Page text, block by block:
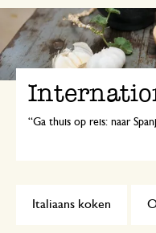
Ga thuis op reis: naar Spanje met onze paellakruiden, naar Italië met een
Italiaans koken